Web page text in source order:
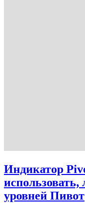
Индикатор
уровней Пивот